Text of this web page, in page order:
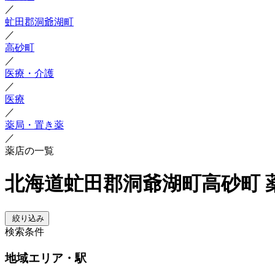
／
虻田郡洞爺湖町
／
高砂町
／
医療・介護
／
医療
／
薬局・置き薬
／
薬店の一覧
北海道虻田郡洞爺湖町高砂町
絞り込み
検索条件
地域エリア・駅